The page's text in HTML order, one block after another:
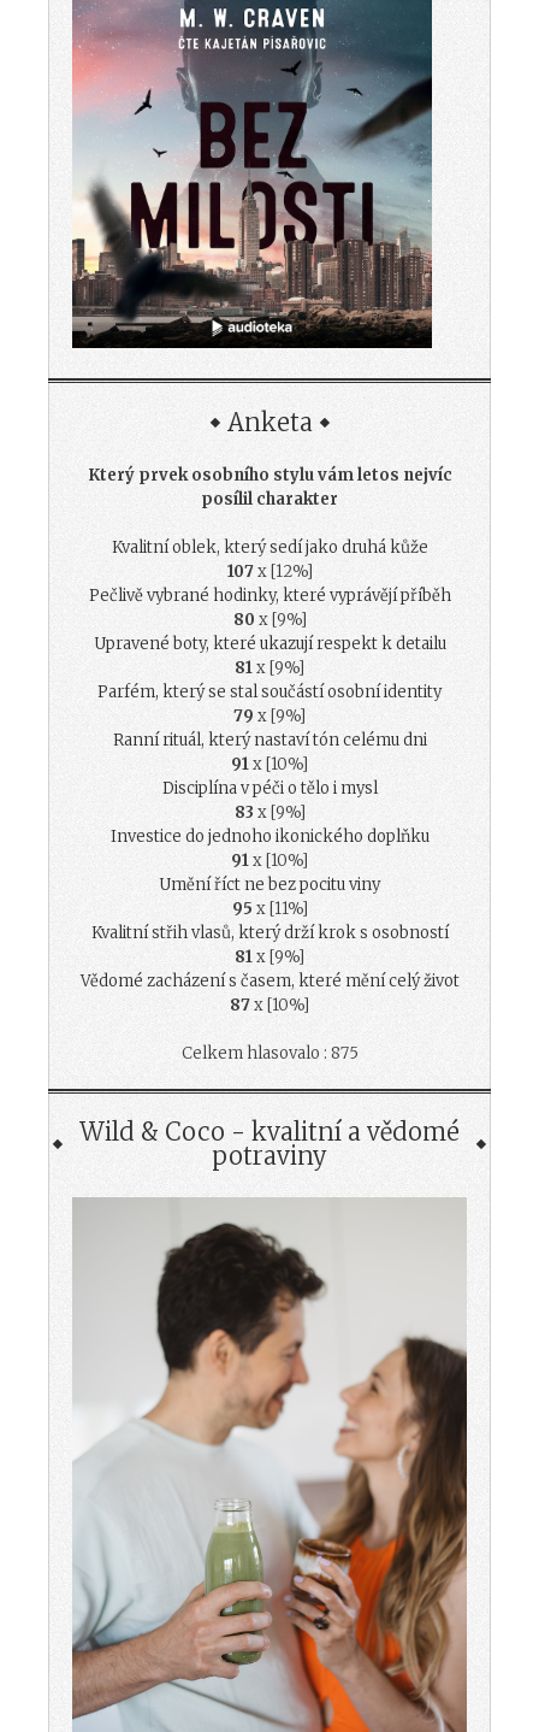
Anketa
Který prvek osobního stylu vám letos nejvíc
posílil charakter
Kvalitní oblek, který sedí jako druhá kůže
107x [12%]
Pečlivě vybrané hodinky, které vyprávějí příběh
80 x [9%]
Upravené boty, které ukazují respekt k detailu
81x [9%]
Parfém, který se stal součástí osobní identity
79 x [9%]
Ranní rituál, který nastaví tón celému dni
91x [10%]
Disciplína v péči o tělo i mysl
83 x [9%]
Investice do jednoho ikonického doplňku
91x [10%]
Umění říct ne bez pocitu viny
95 x [11%]
Kvalitní střih vlasů, který drží krok s osobností
81x [9%]
Vědomé zacházení s časem, které mění celý život
87x [10%]
Celkem hlasovalo : 875
Wild & Coco - kvalitní a vědomé
potraviny